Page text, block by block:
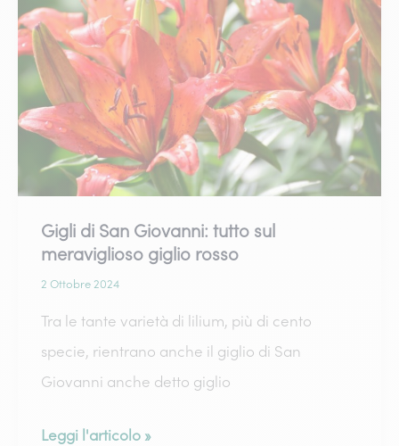
gigli
di
montagna
Gigli di San Giovanni: tutto sul
meraviglioso giglio rosso
2 Ottobre 2024
Tra le tante varietà di lilium, più di cento
specie, rientrano anche il giglio di San
Giovanni anche detto giglio
Gigli
Leggi l'articolo »